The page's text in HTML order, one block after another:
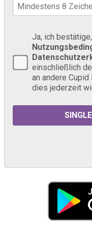
Ja, ich
einschließlich
an andere
dies jederzeit